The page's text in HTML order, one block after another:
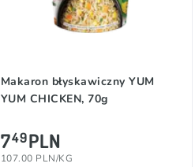
Makaron błyskawiczny YUM
YUM CHICKEN, 70g
749PLN
107.00 PLN/KG